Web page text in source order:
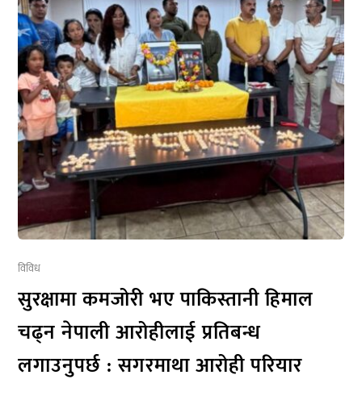
विविध
सुरक्षामा कमजोरी भए पाकिस्तानी हिमाल
चढ्न नेपाली आरोहीलाई प्रतिबन्ध
लगाउनुपर्छ : सगरमाथा आरोही परियार